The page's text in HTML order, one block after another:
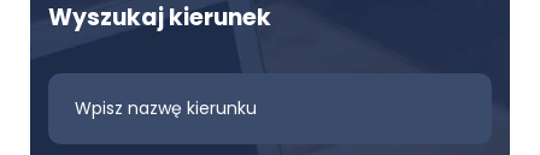
Wyszukaj kierunek